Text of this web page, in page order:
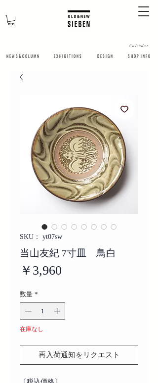
N E W S & C O L U M N
Calendar
​E X H I B I T I O N S D E S I G N S H O P I N F O
SKU： yt07sw
当山友紀 7寸皿 鳥白
￥3,960
数量 *
在庫なし
再入荷通知をリクエスト